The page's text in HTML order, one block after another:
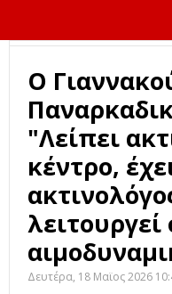
Ο
"Λείπει
κέντρο,
Δευτέρα, 18 Μαϊος 2026